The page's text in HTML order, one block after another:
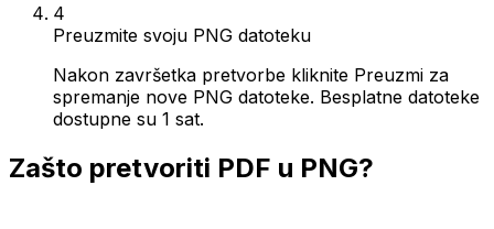
4
Preuzmite svoju PNG datoteku
Nakon završetka pretvorbe kliknite Preuzmi za
spremanje nove PNG datoteke. Besplatne datoteke
dostupne su 1 sat.
Zašto pretvoriti PDF u PNG?